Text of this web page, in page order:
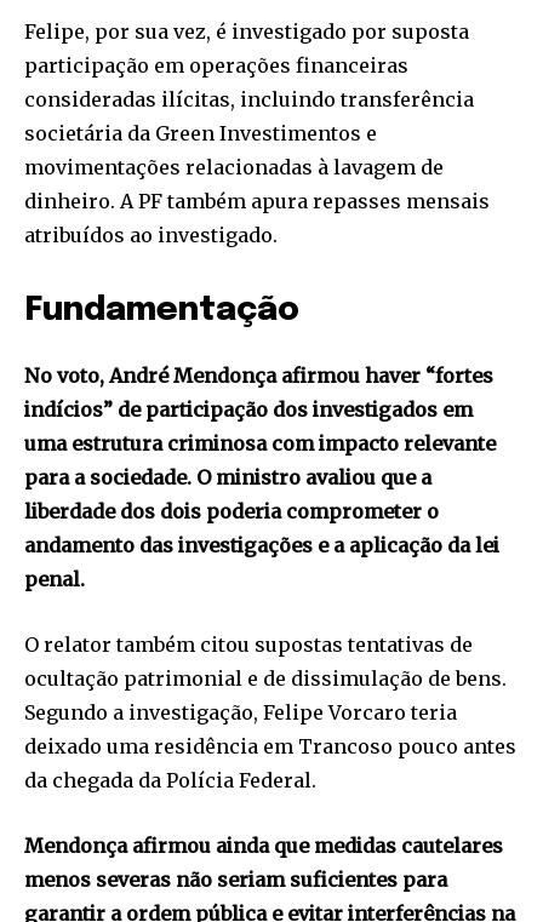
Felipe, por sua vez, é investigado por suposta
participação em operações financeiras
consideradas ilícitas, incluindo transferência
societária da Green Investimentos e
movimentações relacionadas à lavagem de
dinheiro. A PF também apura repasses mensais
atribuídos ao investigado.
Fundamentação
No voto, André Mendonça afirmou haver “fortes
indícios” de participação dos investigados em
uma estrutura criminosa com impacto relevante
para a sociedade. O ministro avaliou que a
liberdade dos dois poderia comprometer o
andamento das investigações e a aplicação da lei
penal.
O relator também citou supostas tentativas de
ocultação patrimonial e de dissimulação de bens.
Segundo a investigação, Felipe Vorcaro teria
deixado uma residência em Trancoso pouco antes
da chegada da Polícia Federal.
Mendonça afirmou ainda que medidas cautelares
menos severas não seriam suficientes para
garantir a ordem pública e evitar interferências na